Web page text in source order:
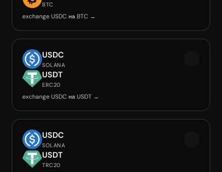
BTC
exchange USDC на BTC →
USDC
SOLANA
USDT
ERC20
exchange USDC на USDT →
USDC
SOLANA
USDT
TRC20